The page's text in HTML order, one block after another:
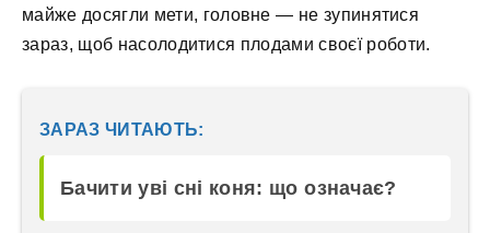
майже досягли мети, головне — не зупинятися
зараз, щоб насолодитися плодами своєї роботи.
ЗАРАЗ ЧИТАЮТЬ:
Бачити уві сні коня: що означає?